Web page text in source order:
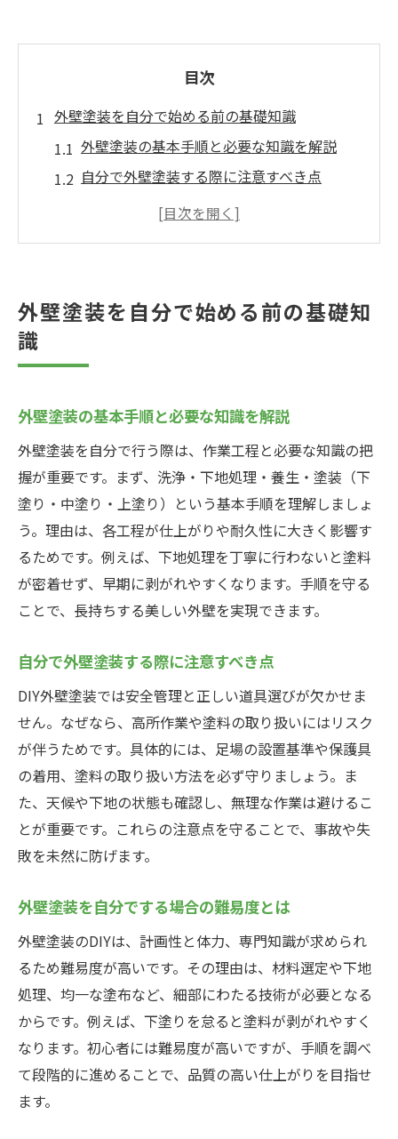
目次
外壁塗装を自分で始める前の基礎知識
外壁塗装の基本手順と必要な知識を解説
自分で外壁塗装する際に注意すべき点
外壁塗装を自分でする場合の難易度とは
埼玉県入間市で外壁塗装DIYを検討するなら
入間市の外壁塗装情報を調べるおすすめ方
法
外壁塗装DIYを入間市で実践する際の留意点
地域で外壁塗装DIY経験者の声を活かす方法
入間市のDIY外壁塗装で役立つサポート情報
費用を抑えて自分で外壁塗装を実現する方法
外壁塗装の費用内訳と節約ポイントを解説
安く外壁塗装するための材料選びのコツ
外壁塗装の見積もりと予算計画の立て方
外壁塗装で費用を抑える裏技と注意点
外壁塗装の費用節約に役立つ情報収集法
DIY外壁塗装に必要な道具と準備のポイント
外壁塗装に必須の道具と選び方の基本
外壁塗装DIY前に揃えたい準備品リスト
外壁塗装作業を効率化する道具の選定法
道具のメンテナンスと長持ちさせるコツ
外壁塗装準備で作業をスムーズに進める工
夫
助成金活用で得する外壁塗装の進め方
外壁塗装の助成金情報を得るおすすめ手順
入間市で活用できる外壁塗装助成金の種類
外壁塗装を自分で始める前の基礎知
識
外壁塗装の基本手順と必要な知識を解説
外壁塗装を自分で行う際は、作業工程と必要な知識の把
握が重要です。まず、洗浄・下地処理・養生・塗装（下
塗り・中塗り・上塗り）という基本手順を理解しましょ
う。理由は、各工程が仕上がりや耐久性に大きく影響す
るためです。例えば、下地処理を丁寧に行わないと塗料
が密着せず、早期に剥がれやすくなります。手順を守る
ことで、長持ちする美しい外壁を実現できます。
自分で外壁塗装する際に注意すべき点
DIY外壁塗装では安全管理と正しい道具選びが欠かせま
せん。なぜなら、高所作業や塗料の取り扱いにはリスク
が伴うためです。具体的には、足場の設置基準や保護具
の着用、塗料の取り扱い方法を必ず守りましょう。ま
た、天候や下地の状態も確認し、無理な作業は避けるこ
とが重要です。これらの注意点を守ることで、事故や失
敗を未然に防げます。
外壁塗装を自分でする場合の難易度とは
外壁塗装のDIYは、計画性と体力、専門知識が求められ
るため難易度が高いです。その理由は、材料選定や下地
処理、均一な塗布など、細部にわたる技術が必要となる
からです。例えば、下塗りを怠ると塗料が剥がれやすく
なります。初心者には難易度が高いですが、手順を調べ
て段階的に進めることで、品質の高い仕上がりを目指せ
ます。